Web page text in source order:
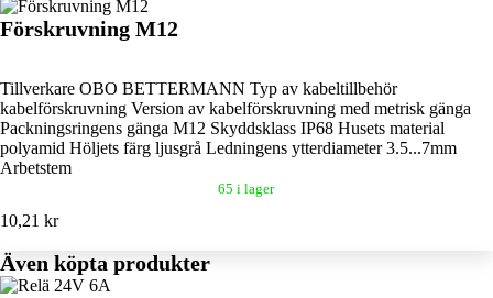
Förskruvning M12
Tillverkare OBO BETTERMANN Typ av kabeltillbehör
kabelförskruvning Version av kabelförskruvning med metrisk gänga
Packningsringens gänga M12 Skyddsklass IP68 Husets material
polyamid Höljets färg ljusgrå Ledningens ytterdiameter 3.5...7mm
Arbetstem
65 i lager
10,21 kr
Även köpta produkter